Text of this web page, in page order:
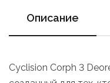
Описание
Cyclision Corph 3